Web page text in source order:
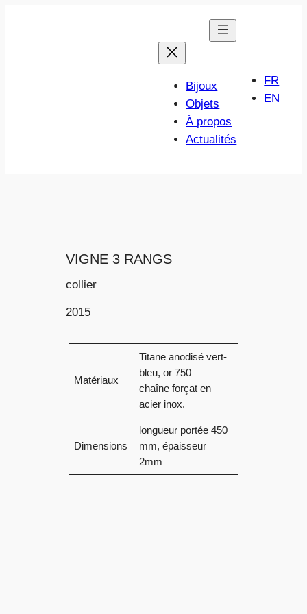
Bijoux
Objets
À propos
Actualités
FR
EN
VIGNE 3 RANGS
collier
2015
Matériaux
Titane anodisé vert-
bleu, or 750
chaîne forçat en
acier inox.
Dimensions
longueur portée 450
mm, épaisseur
2mm